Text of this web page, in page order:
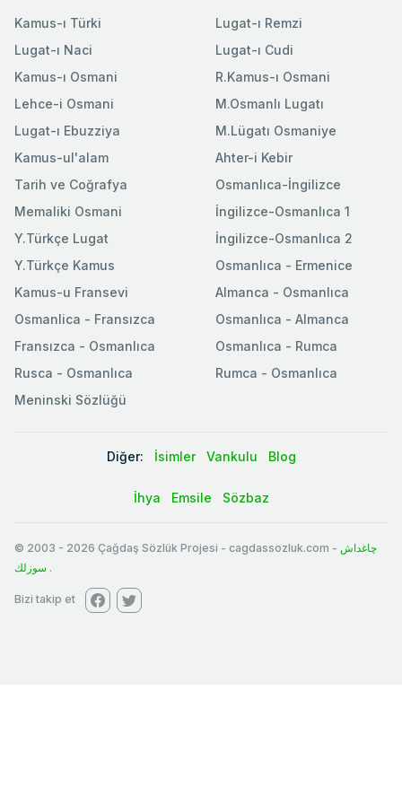
Kamus-ı Türki
Lugat-ı Naci
Kamus-ı Osmani
Lehce-i Osmani
Lugat-ı Ebuzziya
Lugat-ı Remzi
Lugat-ı Cudi
R.Kamus-ı Osmani
M.Osmanlı Lugatı
M.Lügatı Osmaniye
Kamus-ul'alam
Tarih ve Coğrafya
Memaliki Osmani
Y.Türkçe Lugat
Y.Türkçe Kamus
Ahter-i Kebir
Osmanlıca-İngilizce
İngilizce-Osmanlıca 1
İngilizce-Osmanlıca 2
Osmanlıca - Ermenice
Kamus-u Fransevi
Osmanlica - Fransızca
Fransızca - Osmanlıca
Rusca - Osmanlıca
Meninski Sözlüğü
Almanca - Osmanlıca
Osmanlıca - Almanca
Osmanlıca - Rumca
Rumca - Osmanlıca
Diğer: İsimler Vankulu Blog
İhya Emsile Sözbaz
© 2003 - 2026 Çağdaş Sözlük Projesi - cagdassozluk.com - چاغداش
سوزلك .
Bizi takip et